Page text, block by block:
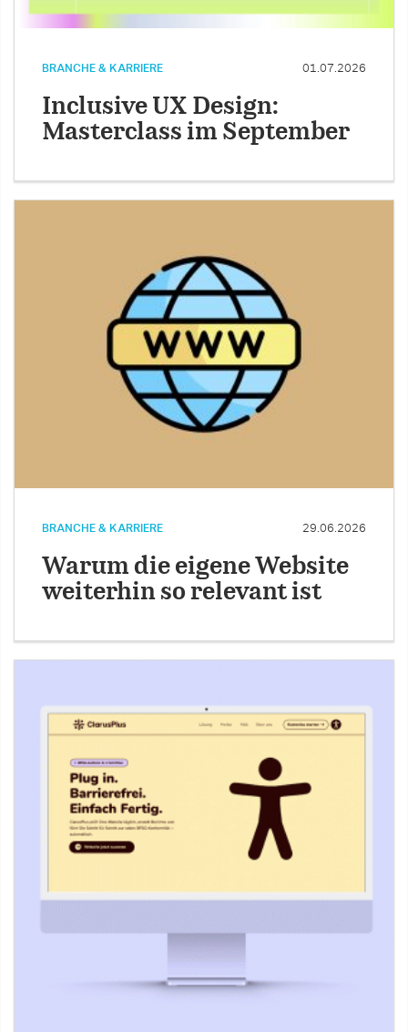
BRANCHE & KARRIERE 01.07.2026
Inclusive UX Design:
Masterclass im September
BRANCHE & KARRIERE 29.06.2026
Warum die eigene Website
weiterhin so relevant ist